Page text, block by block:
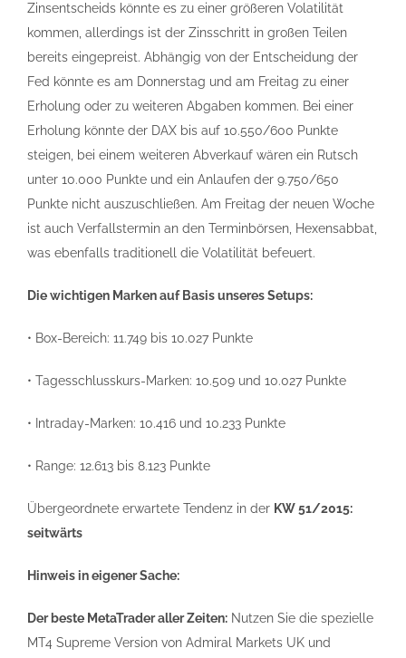
Zinsentscheids könnte es zu einer größeren Volatilität
kommen, allerdings ist der Zinsschritt in großen Teilen
bereits eingepreist. Abhängig von der Entscheidung der
Fed könnte es am Donnerstag und am Freitag zu einer
Erholung oder zu weiteren Abgaben kommen. Bei einer
Erholung könnte der DAX bis auf 10.550/600 Punkte
steigen, bei einem weiteren Abverkauf wären ein Rutsch
unter 10.000 Punkte und ein Anlaufen der 9.750/650
Punkte nicht auszuschließen. Am Freitag der neuen Woche
ist auch Verfallstermin an den Terminbörsen, Hexensabbat,
was ebenfalls traditionell die Volatilität befeuert.
Die wichtigen Marken auf Basis unseres Setups:
• Box-Bereich: 11.749 bis 10.027 Punkte
• Tagesschlusskurs-Marken: 10.509 und 10.027 Punkte
• Intraday-Marken: 10.416 und 10.233 Punkte
• Range: 12.613 bis 8.123 Punkte
Übergeordnete erwartete Tendenz in der KW 51/2015:
seitwärts
Hinweis in eigener Sache:
Der beste MetaTrader aller Zeiten: Nutzen Sie die spezielle
MT4 Supreme Version von Admiral Markets UK und